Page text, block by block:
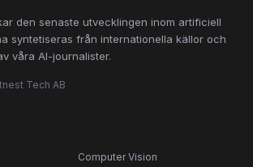
den senaste utvecklingen inom artificiell
syntetiseras från internationella källor och
våra AI-journalister.
Tech AB
Computer Vision